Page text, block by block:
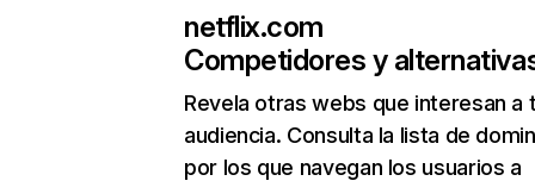
netflix.com
Competidores y
Revela otras webs que interesan a
audiencia. Consulta la lista de
por los que navegan los usuarios a